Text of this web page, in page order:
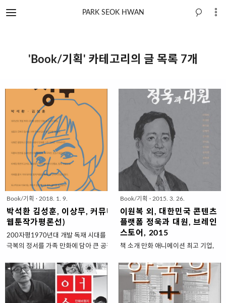
PARK SEOK HWAN
'Book/기획' 카테고리의 글 목록 7개
Book/기획 · 2018. 1. 9.
박석환 김성훈, 이상무, 커뮤니케이션북스, 2018(만화
웹툰작가평론선)
200자평1970년대 개발 독재 시대를 살았던 이들의 고난과 열정, 설움과
극복의 정서를 가족 만화에 담아 큰 공감을 얻었다. 대체로 명랑하고 건전
하리만큼 비극적인 요소가 많았고 마케팅 측면의 고려도 상당했다. 1970
년대부터 단행본, 잡지, 신문으로 매체를 옮겨 가며 독자와 함께 작품을 성
장시킨 전략적 만화가였다. 독고탁으로 대표되는 캐릭터 중심의 만화 창
작 풍토를 조성했다. 자신의 첫 독자를 마지막 작품까지 유지했던 작가다.
Book/기획 · 2015. 3. 26.
이원복 외, 대한민국 콘텐츠
플랫폼 정욱과 대원, 브레인
스토어, 2015
책 소개 만화 애니메이션 최고 기업,
기하다 한국을 대표하는 만화 애니메
이션 콘텐츠 기업 대원그룹은 국내 최
초 TV 애니메이션 〈달려라 하니〉,
〈떠돌이 까치〉, 〈영심이〉 등 창